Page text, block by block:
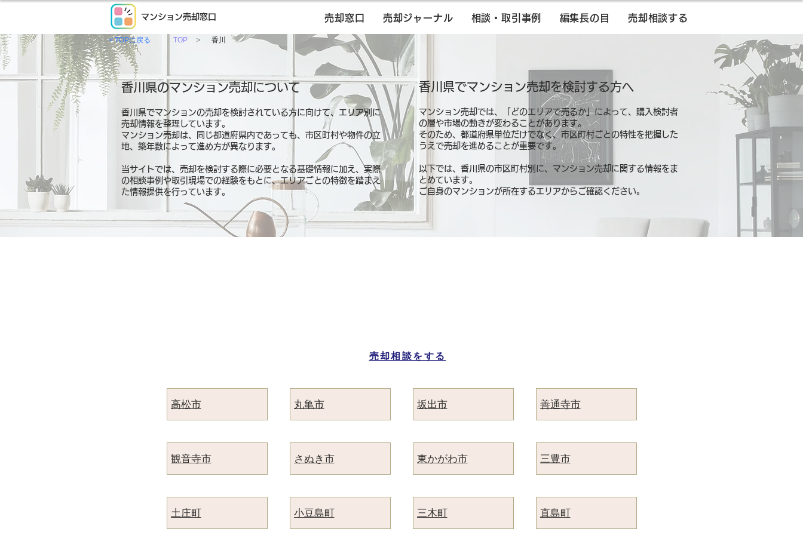
マンション売却窓口 売却窓口 売却ジャーナル 相談・取引事例 編集長の目 売却相談する
< TOPに戻る TOP > 香川
香川県のマンション売却について
香川県でマンションの売却を検討されている方に向けて、エリア別に
売却情報を整理しています。
マンション売却は、同じ都道府県内であっても、市区町村や物件の立
地、築年数によって進め方が異なります。
当サイトでは、売却を検討する際に必要となる基礎情報に加え、実際
の相談事例や取引現場での経験をもとに、エリアごとの特徴を踏まえ
た情報提供を行っています。
香川県でマンション売却を検討する方へ
マンション売却では、「どのエリアで売るか」によって、購入検討者
の層や市場の動きが変わることがあります。
そのため、都道府県単位だけでなく、市区町村ごとの特性を把握した
うえで売却を進めることが重要です。
以下では、香川県の市区町村別に、マンション売却に関する情報をま
とめています。
ご自身のマンションが所在するエリアからご確認ください。
売却相談をする
高松市
観音寺市
土庄町
丸亀市
さぬき市
小豆島町
坂出市
東かがわ市
三木町
善通寺市
三豊市
直島町